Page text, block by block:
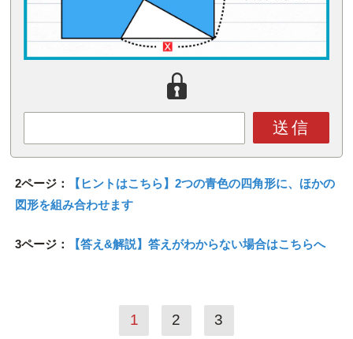
送信
2ページ：
【ヒントはこちら】2つの青色の四角形に、ほかの
図形を組み合わせます
3ページ： 【答え&解説】答えがわからない場合はこちらへ
1 2 3